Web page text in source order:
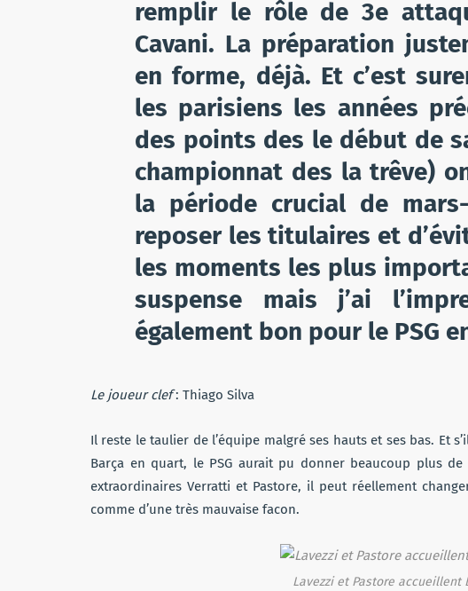
remplir le rôle de 3e
Cavani. La préparation
en forme, déjà. Et c’est
les parisiens les années
des points des le début de
championnat des la trêve)
la période crucial de
reposer les titulaires et
les moments les plus
suspense mais j’ai
également bon pour le PSG
Le joueur clef: Thiago Silva
Il reste le taulier de l’équipe malgré ses hauts et ses bas. Et
Barça en quart, le PSG aurait pu donner beaucoup plus
extraordinaires Verratti et Pastore, il peut réellement
comme d’une très mauvaise facon.
Lavezzi et Pastore accueillent